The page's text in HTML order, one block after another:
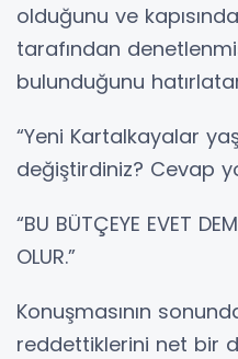
olduğunu ve
tarafından
bulunduğunu
“Yeni Kartalkayalar
değiştirdiniz? Cevap
“BU BÜTÇEYE EVET
OLUR.”
Konuşmasının
reddettiklerini net bir